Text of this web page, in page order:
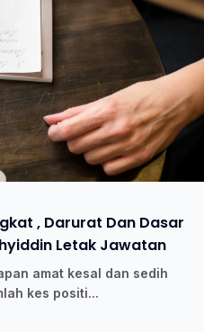
, Darurat Dan Dasar
Letak Jawatan
amat kesal dan sedih
kes positi...